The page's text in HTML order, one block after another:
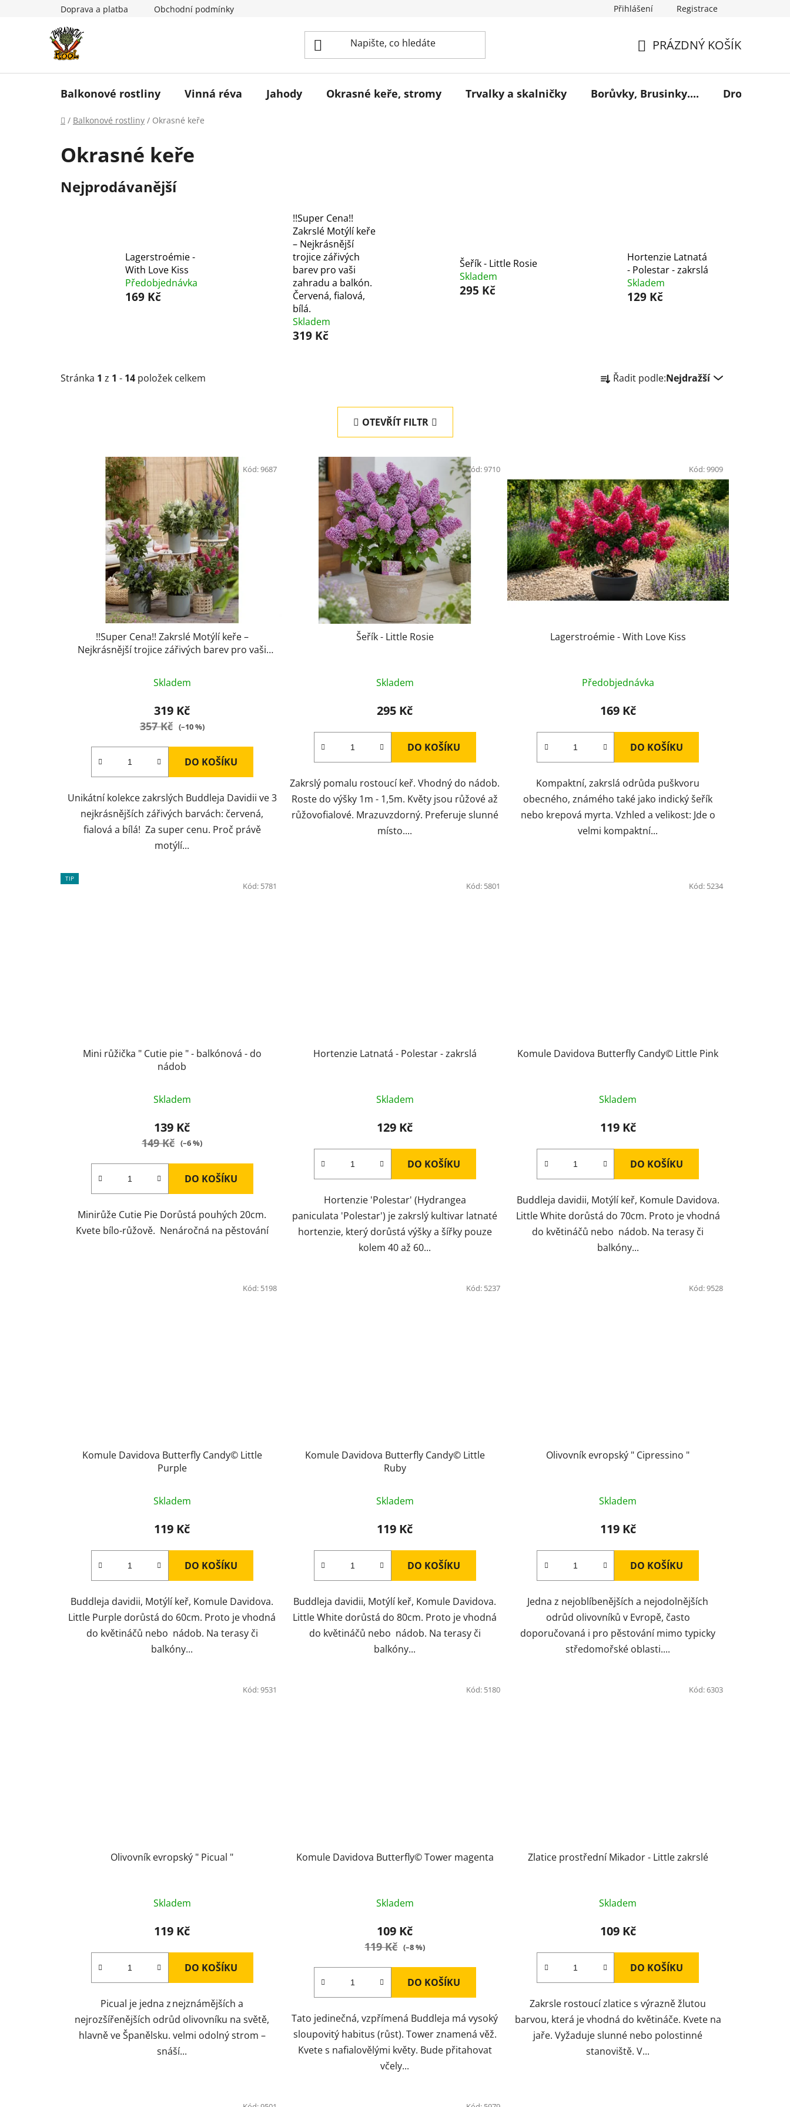
Doprava a platba Obchodní podmínky Přihlášení Registrace
KOŠÍK
PRÁZDNÝ KOŠÍK
Balkonové rostliny Vinná réva Jahody Okrasné keře, stromy Trvalky a skalničky Borůvky, Brusinky.... Drobné
Domů
/ Balkonové rostliny / Okrasné keře
Okrasné keře
Nejprodávanější
Lagerstroémie -
With Love Kiss
Předobjednávka
169 Kč
!!Super Cena!!
Zakrslé Motýlí keře
– Nejkrásnější
trojice zářivých
barev pro vaši
zahradu a balkón.
Červená, fialová,
bílá.
Skladem
319 Kč
Šeřík - Little Rosie
Skladem
295 Kč
Hortenzie Latnatá
- Polestar - zakrslá
Skladem
129 Kč
Stránka 1 z 1 - 14 položek celkem a
r
o
d
u
k
t
ů
Řadit podle:Nejdražší
OTEVŘÍT FILTR
!!Super Cena!! Zakrslé Motýlí keře –
Nejkrásnější trojice zářivých barev pro vaši
Skladem
319 Kč
357 Kč (–10 %)
DO KOŠÍKU
Unikátní kolekce zakrslých Buddleja Davidii ve 3
nejkrásnějších zářivých barvách: červená,
fialová a bílá! Za super cenu. Proč právě
motýlí...
Kód:9687
Šeřík - Little Rosie
Skladem
295 Kč
DO KOŠÍKU
Zakrslý pomalu rostoucí keř. Vhodný do nádob.
Roste do výšky 1m - 1,5m. Květy jsou růžové až
růžovofialové. Mrazuvzdorný. Preferuje slunné
místo....
Kód:9710
Lagerstroémie - With Love Kiss
Předobjednávka
169 Kč
DO KOŠÍKU
Kompaktní, zakrslá odrůda puškvoru
obecného, známého také jako indický šeřík
nebo krepová myrta. Vzhled a velikost: Jde o
velmi kompaktní...
Kód:9909
TIP
Mini růžička " Cutie pie " - balkónová - do
nádob
Skladem
139 Kč
149 Kč (–6 %)
DO KOŠÍKU
Minirůže Cutie Pie Dorůstá pouhých 20cm.
Kvete bílo-růžově. Nenáročná na pěstování
Kód: 5781
Hortenzie Latnatá - Polestar - zakrslá
Skladem
129 Kč
DO KOŠÍKU
Hortenzie 'Polestar' (Hydrangea
paniculata 'Polestar') je zakrslý kultivar latnaté
hortenzie, který dorůstá výšky a šířky pouze
kolem 40 až 60...
Kód: 5801
Komule Davidova Butterfly Candy© Little Pink
Skladem
119 Kč
DO KOŠÍKU
Buddleja davidii, Motýlí keř, Komule Davidova.
Little White dorůstá do 70cm. Proto je vhodná
do květináčů nebo nádob. Na terasy či
balkóny...
Kód: 5234
Komule Davidova Butterfly Candy© Little
Purple
Skladem
119 Kč
DO KOŠÍKU
Buddleja davidii, Motýlí keř, Komule Davidova.
Little Purple dorůstá do 60cm. Proto je vhodná
do květináčů nebo nádob. Na terasy či
balkóny...
Kód: 5198
Komule Davidova Butterfly Candy© Little
Ruby
Skladem
119 Kč
DO KOŠÍKU
Buddleja davidii, Motýlí keř, Komule Davidova.
Little White dorůstá do 80cm. Proto je vhodná
do květináčů nebo nádob. Na terasy či
balkóny...
Kód: 5237
Olivovník evropský " Cipressino "
Skladem
119 Kč
DO KOŠÍKU
Jedna z nejoblíbenějších a nejodolnějších
odrůd olivovníků v Evropě, často
doporučovaná i pro pěstování mimo typicky
středomořské oblasti....
Kód:9528
Olivovník evropský " Picual "
Skladem
119 Kč
DO KOŠÍKU
Picual je jedna z nejznámějších a
nejrozšířenějších odrůd olivovníku na světě,
hlavně ve Španělsku. velmi odolný strom –
snáší...
Kód:9531
Komule Davidova Butterfly© Tower magenta
Skladem
109 Kč
119 Kč (–8 %)
DO KOŠÍKU
Tato jedinečná, vzpřímená Buddleja má vysoký
sloupovitý habitus (růst). Tower znamená věž.
Kvete s nafialovělými květy. Bude přitahovat
včely...
Kód: 5180
Zlatice prostřední Mikador - Little zakrslé
Skladem
109 Kč
DO KOŠÍKU
Zakrsle rostoucí zlatice s výrazně žlutou
barvou, která je vhodná do květináče. Kvete na
jaře. Vyžaduje slunné nebo polostinné
stanoviště. V...
Kód:6303